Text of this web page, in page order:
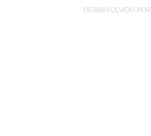
DESENVOLVIDO POR